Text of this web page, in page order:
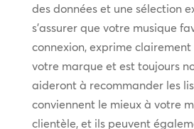
des données et une sélection
s’assurer que votre musique
connexion, exprime clairement
votre marque et est toujours
aideront à recommander les
conviennent le mieux à votre
clientèle, et ils peuvent